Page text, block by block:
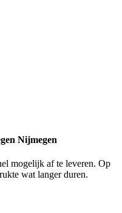
Nijmegen
mogelijk af te leveren. Op
wat langer duren.